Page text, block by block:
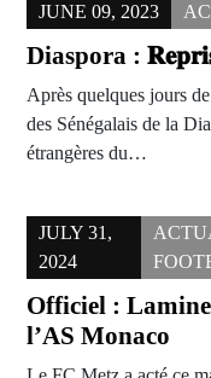
JUNE 09, 2023
Diaspora :
Après quelques jours
des Sénégalais de la
étrangères du…
JULY 31,
2024
Officiel : Lamine
l’AS Monaco